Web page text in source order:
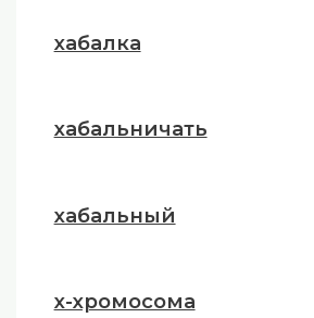
хабалка
хабальничать
хабальный
х-хромосома